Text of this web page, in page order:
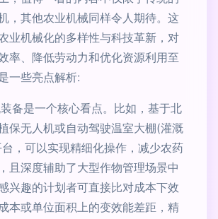
，其他农业机械同样令人期待。这
业机械化的多样性与科技革新，对
率、降低劳动力和优化资源利用至
一些亮点解析:
备是一个核心看点。比如，基于北
保无人机或自动驾驶温室大棚(灌溉
，可以实现精细化操作，减少农药
且深度辅助了大型作物管理场景中
兴趣的计划者可直接比对成本下效
本或单位面积上的变效能差距，精